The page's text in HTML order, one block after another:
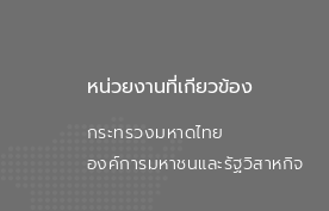
หน่วยงานที่เกียวข้อง
กระทรวงมหาดไทย
องค์การมหาชนและรัฐวิสาหกิจ